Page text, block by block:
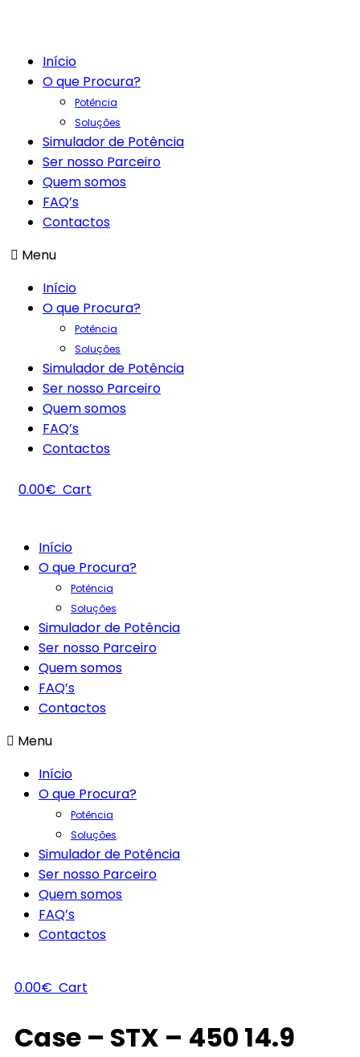
Início
O que Procura?
Potência
Soluções
Simulador de Potência
Ser nosso Parceiro
Quem somos
FAQ’s
Contactos
Menu
Início
O que Procura?
Potência
Soluções
Simulador de Potência
Ser nosso Parceiro
Quem somos
FAQ’s
Contactos
0.00€ Cart
Início
O que Procura?
Potência
Soluções
Simulador de Potência
Ser nosso Parceiro
Quem somos
FAQ’s
Contactos
Menu
Início
O que Procura?
Potência
Soluções
Simulador de Potência
Ser nosso Parceiro
Quem somos
FAQ’s
Contactos
0.00€ Cart
Case – STX – 450 14.9